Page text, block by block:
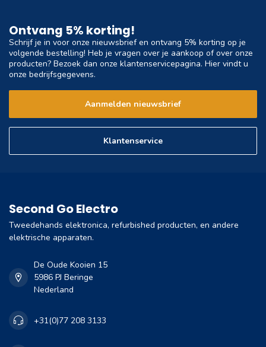
Ontvang 5% korting!
Schrijf je in voor onze nieuwsbrief en ontvang 5% korting op je
volgende bestelling! Heb je vragen over je aankoop of over onze
producten? Bezoek dan onze klantenservicepagina. Hier vindt u
onze bedrijfsgegevens.
Aanmelden nieuwsbrief
Klantenservice
Second Go Electro
Tweedehands elektronica, refurbished producten, en andere
elektrische apparaten.
De Oude Kooien 15
5986 PJ Beringe
Nederland
+31(0)77 208 3133